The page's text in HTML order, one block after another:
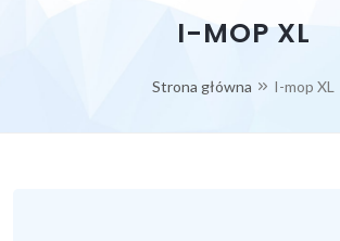
I-MOP XL
Strona główna I-mop XL